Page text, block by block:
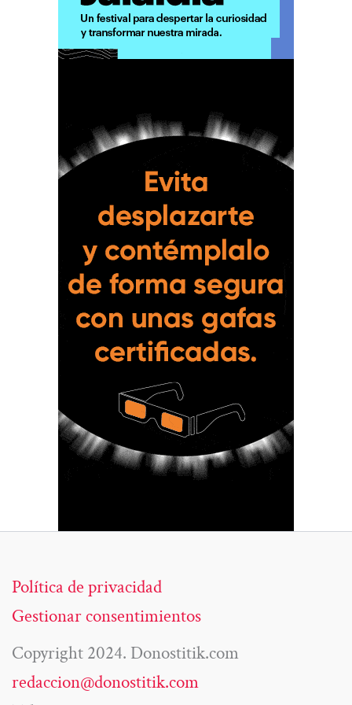
Política de privacidad
Gestionar consentimientos
Copyright 2024. Donostitik.com
redaccion@donostitik.com